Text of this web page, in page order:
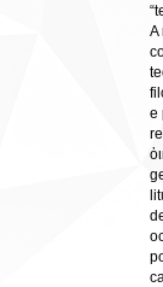
A
e